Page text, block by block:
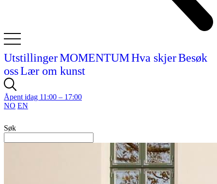
UtstillingerMOMENTUMHva skjerBesøk
ossLær om kunst
Åpent idag 11:00 – 17:00
NO EN
Søk